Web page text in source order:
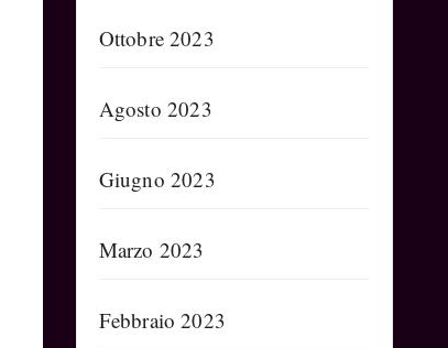
Ottobre 2023
Agosto 2023
Giugno 2023
Marzo 2023
Febbraio 2023